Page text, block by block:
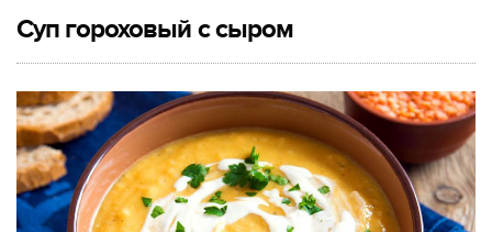
Суп гороховый с сыром